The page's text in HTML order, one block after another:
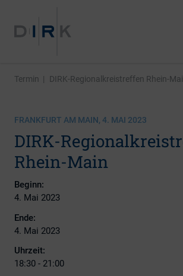
Termin | DIRK-Regionalkreistreffen Rhein-
FRANKFURT AM MAIN, 4. MAI 2023
DIRK-
Rhein-Main
Beginn:
4. Mai 2023
Ende:
4. Mai 2023
Uhrzeit:
18:30 - 21:00